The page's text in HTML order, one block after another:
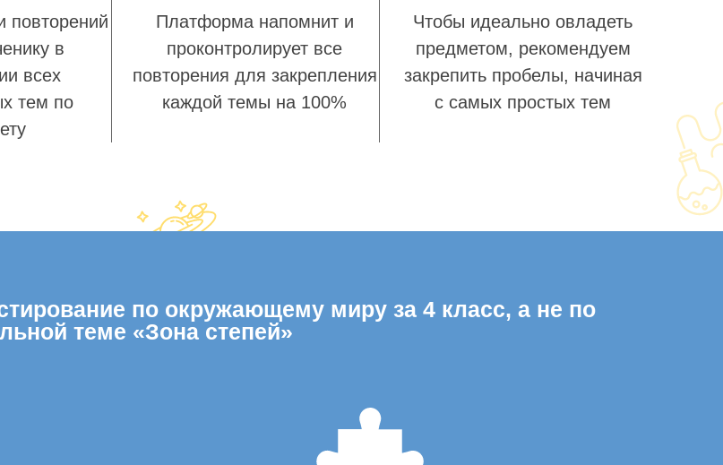
повторений
в
всех
тем по
Платформа напомнит и
проконтролирует все
повторения для закрепления
каждой темы на 100%
Чтобы идеально овладеть
предметом, рекомендуем
закрепить пробелы, начиная
с самых простых тем
по окружающему миру за 4 класс, а не по
теме «Зона степей»